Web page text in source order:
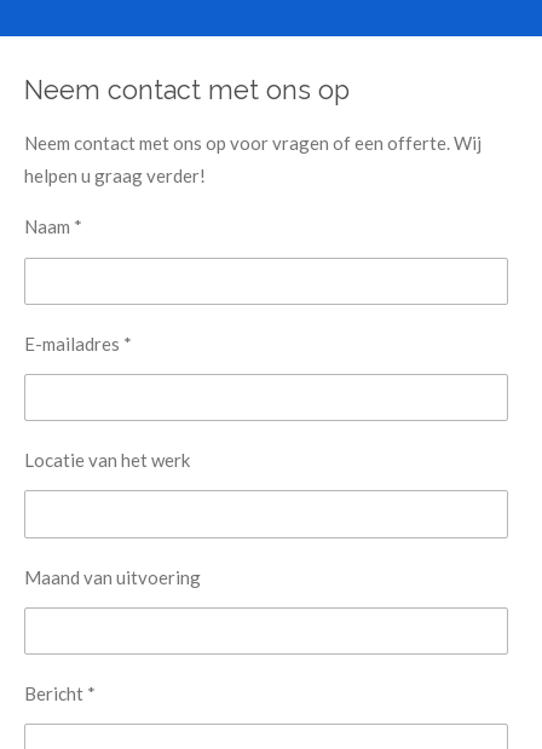
Neem contact met ons op
Neem contact met ons op voor vragen of een offerte. Wij
helpen u graag verder!
Naam *
E-mailadres *
Locatie van het werk
Maand van uitvoering
Bericht *